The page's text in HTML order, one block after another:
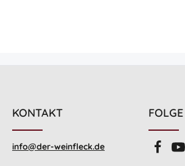
KONTAKT
info@der-weinfleck.de